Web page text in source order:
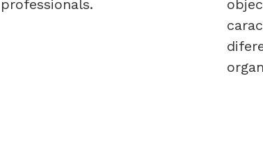
professionals.